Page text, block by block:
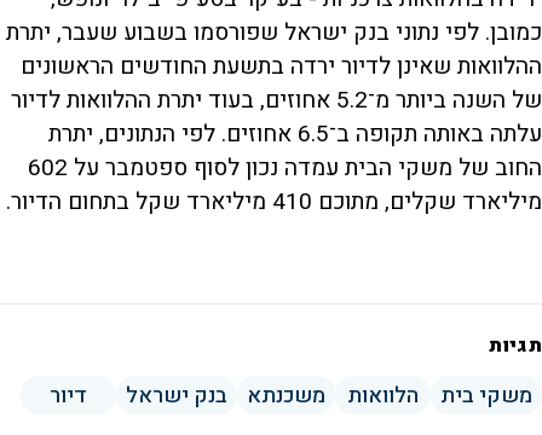
כמובן. לפי נתוני בנק ישראל שפורסמו בשבוע שעבר, יתרת
ההלוואות שאינן לדיור ירדה בתשעת החודשים הראשונים
של השנה ביותר מ־5.2 אחוזים, בעוד יתרת ההלוואות לדיור
עלתה באותה תקופה ב־6.5 אחוזים. לפי הנתונים, יתרת
החוב של משקי הבית עמדה נכון לסוף ספטמבר על 602
מיליארד שקלים, מתוכם 410 מיליארד שקל בתחום הדיור.
תגיות
משקי בית הלוואות משכנתא בנק ישראל דיור